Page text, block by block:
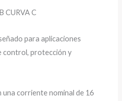
CURVA C
para aplicaciones
control, protección y
corriente nominal de 16